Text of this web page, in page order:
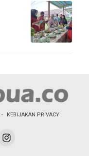
KEBIJAKAN PRIVACY